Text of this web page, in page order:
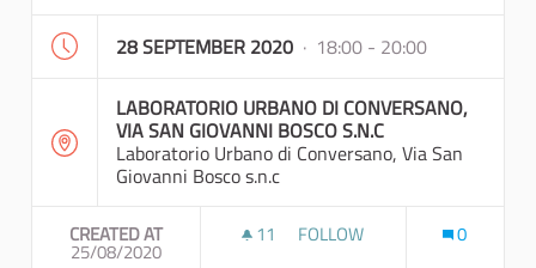
28 SEPTEMBER 2020 · 18:00 - 20:00
LABORATORIO URBANO DI CONVERSANO,
VIA SAN GIOVANNI BOSCO S.N.C
Laboratorio Urbano di Conversano, Via San
Giovanni Bosco s.n.c
CREATED AT
25/08/2020
11 11 FOLLOWERS
FOLLOW 0